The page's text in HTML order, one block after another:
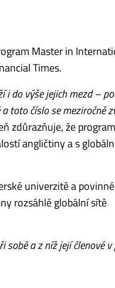
Master in
Times.
i do výše jejich mezd –
toto číslo se meziročně
zdůrazňuje, že
angličtiny a s
univerzitě a povinné
rozsáhlé globální sítě
a z níž její členové